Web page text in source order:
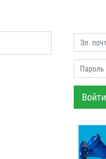
Эл. почта
Пароль
Войти